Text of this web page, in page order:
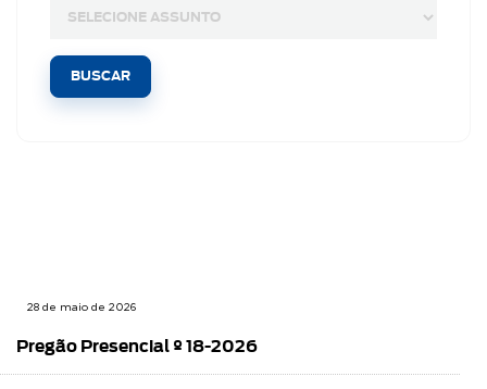
28 de maio de 2026
Pregão Presencial º 18-2026